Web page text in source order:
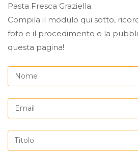
Pasta Fresca Graziella.
Compila il modulo qui sotto,
foto e il procedimento e la
questa pagina!